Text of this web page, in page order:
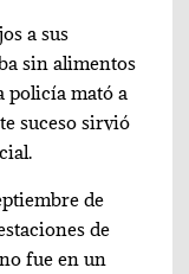
a sus
sin alimentos
policía mató a
suceso sirvió
de
de
fue en un